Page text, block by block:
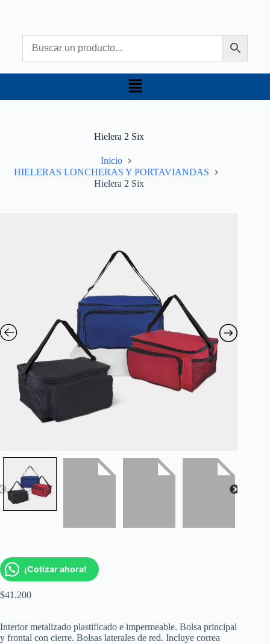
Hielera 2 Six
Inicio
HIELERAS LONCHERAS Y PORTAVIANDAS
Hielera 2 Six
¡Cotizar ahora!
$41.200
Interior metalizado plastificado e impermeable. Bolsa principal
y frontal con cierre. Bolsas laterales de red. Incluye correa